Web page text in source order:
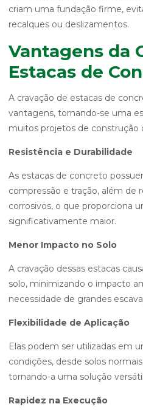
criam uma fundação firme,
recalques ou deslizamentos.
Vantagens da
Estacas de
A cravação de estacas de
vantagens, tornando-se uma
muitos projetos de construção
Resistência e Durabilidade
As estacas de concreto
compressão e tração, além de
corrosivos, o que proporciona
significativamente maior.
Menor Impacto no Solo
A cravação dessas estacas
solo, minimizando o impacto
necessidade de grandes
Flexibilidade de Aplicação
Elas podem ser utilizadas em
condições, desde solos
tornando-a uma solução
Rapidez na Execução